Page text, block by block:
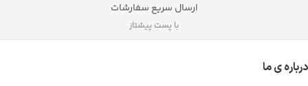
ارسال سریع سفارشات
با پست پیشتاز
درباره ی ما